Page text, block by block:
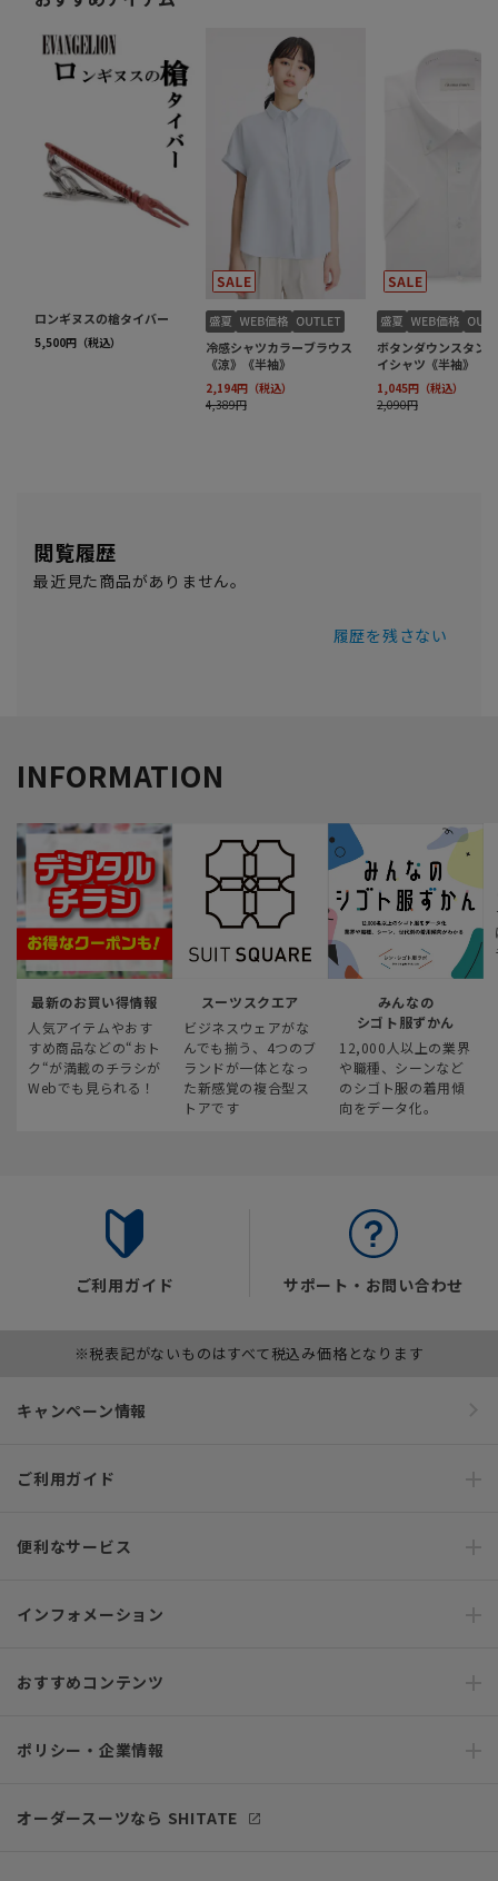
閲覧履歴
最近見た商品がありません。
履歴を残さない
INFORMATION
最新のお買い得情報
人気アイテムやおす
すめ商品などの“おト
ク“が満載のチラシが
Webでも見られる！
スーツスクエア
ビジネスウェアがな
んでも揃う、4つのブ
ランドが一体となっ
た新感覚の複合型ス
トアです
みんなの
シゴト服ずかん
12,000人以上の業界
や職種、シーンなど
のシゴト服の着用傾
向をデータ化。
ご利用ガイド サポート・お問い合わせ
※税表記がないものはすべて税込み価格となります
キャンペーン情報
ご利用ガイド
便利なサービス
インフォメーション
おすすめコンテンツ
ポリシー・企業情報
オーダースーツなら SHITATE